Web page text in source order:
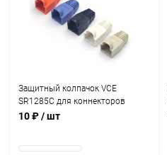
В наличии
Защитный колпачок VCE
SR1285C для коннекторов
RJ45, CAT5e/6 Синий
10 ₽/ шт